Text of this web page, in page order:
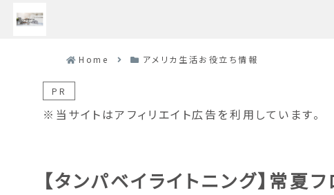
Home アメリカ生活お役立ち情報
PR
【タンパベイライトニング】常夏
※当サイトはアフィリエイト広告を利用しています。